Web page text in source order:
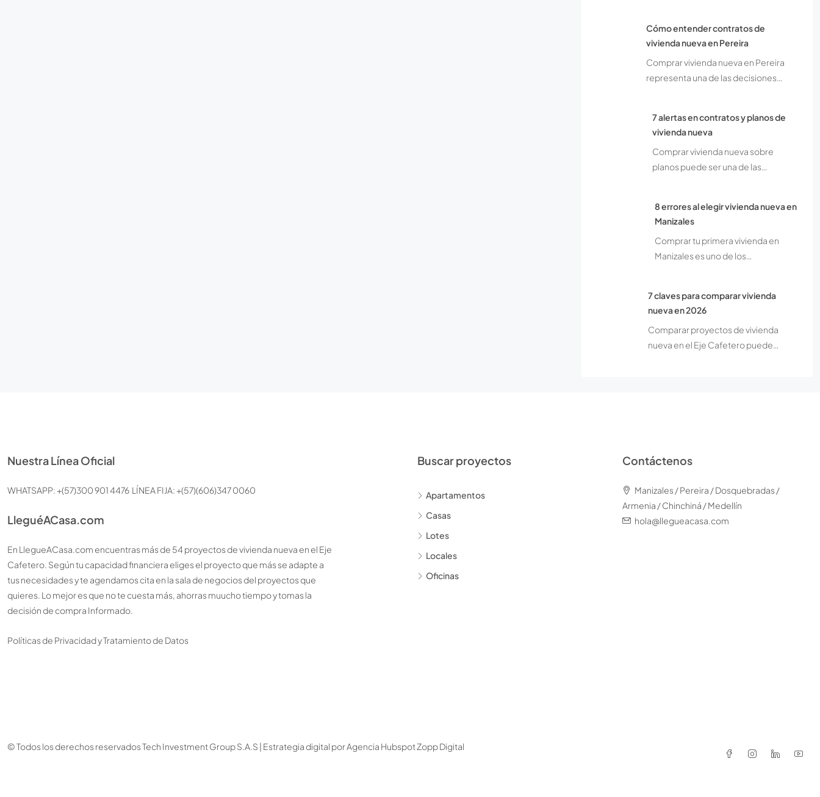
Cómo entender contratos de
vivienda nueva en Pereira
Comprar vivienda nueva en Pereira
representa una de las decisiones…
7 alertas en contratos y planos de
vivienda nueva
Comprar vivienda nueva sobre
planos puede ser una de las…
8 errores al elegir vivienda nueva en
Manizales
Comprar tu primera vivienda en
Manizales es uno de los…
7 claves para comparar vivienda
nueva en 2026
Comparar proyectos de vivienda
nueva en el Eje Cafetero puede…
Nuestra Línea Oficial
WHATSAPP: +(57)300 901 4476 LÍNEA FIJA: +(57)(606)347 0060
LleguéACasa.com
En LlegueACasa.com encuentras más de 54 proyectos de vivienda nueva en el Eje
Cafetero. Según tu capacidad financiera eliges el proyecto que más se adapte a
tus necesidades y te agendamos cita en la sala de negocios del proyectos que
quieres. Lo mejor es que no te cuesta más, ahorras muucho tiempo y tomas la
decisión de compra Informado.
Políticas de Privacidad y Tratamiento de Datos
Buscar proyectos
Apartamentos
Casas
Lotes
Locales
Oficinas
Contáctenos
Manizales / Pereira / Dosquebradas /
Armenia / Chinchiná / Medellín
hola@llegueacasa.com
© Todos los derechos reservados Tech Investment Group S.A.S | Estrategia digital porAgencia Hubspot Zopp Digital